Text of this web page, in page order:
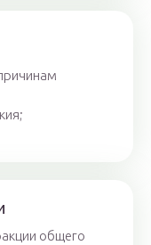
общего